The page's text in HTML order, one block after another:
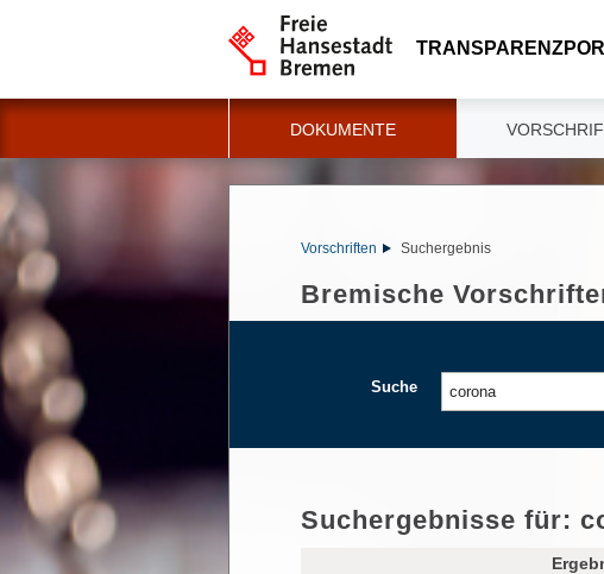
DOKUMENTE
Vorschriften Suchergebnis
Bremische
Suche
Suchergebnisse für: